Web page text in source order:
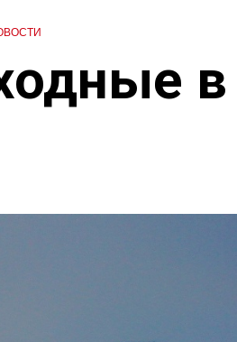
в